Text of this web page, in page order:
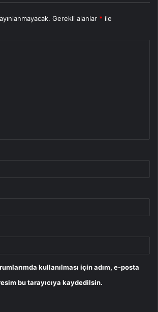
Gerekli alanlar * ile
kullanılması için adım, e-posta
bu tarayıcıya kaydedilsin.